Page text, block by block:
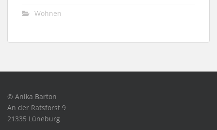
Wohnen
© Anika Barton
An der Ratsforst 9
21335 Lüneburg